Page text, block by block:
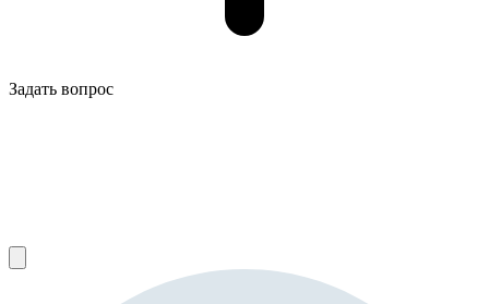
Задать вопрос